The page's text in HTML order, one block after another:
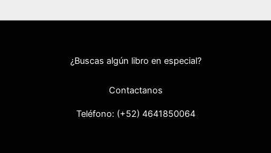
¿Buscas algún libro en especial?
Contactanos
Teléfono: (+52) 4641850064